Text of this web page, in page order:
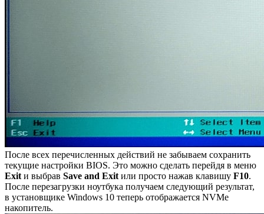
После всех перечисленных действий не забываем сохранить
текущие настройки BIOS. Это можно сделать перейдя в меню
Exit и выбрав Save and Exit или просто нажав клавишу F10.
После перезагрузки ноутбука получаем следующий результат,
в установщике Windows 10 теперь отображается NVMe
накопитель.